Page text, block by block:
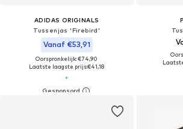
ADIDAS ORIGINALS
Tussenjas 'Firebird'
Vanaf €53,91
Oorspronkelijk: €74,90
Laatste laagste prijs:€41,18